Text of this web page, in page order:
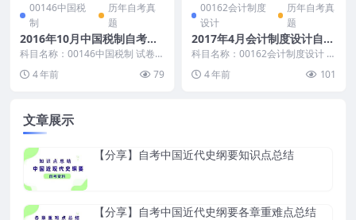
00146中国税
制
历年自考真
题
2016年10月中国税制自考真
题和答案
科目名称：00146中国税制 试卷全
学考试中国...
4 年前 79
00162会计制度
设计
历年自考真
题
2017年4月会计制度设计自考
真题及答案
科目名称：00162会计制度设计 试
考试会计制...
4 年前 101
文章展示
【分享】自考中国近代史纲要知识点总结
【分享】自考中国近代史纲要各章重难点总结